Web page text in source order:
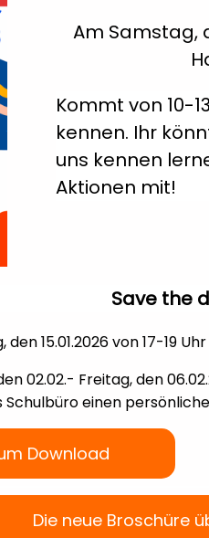
Am Samstag,
Kommt von 10-
kennen. Ihr
uns kennen
Aktionen mit!
Save the
15.01.2026 von 17-19 Uhr
02.02.- Freitag, den
einen
Download
Die neue Broschüre